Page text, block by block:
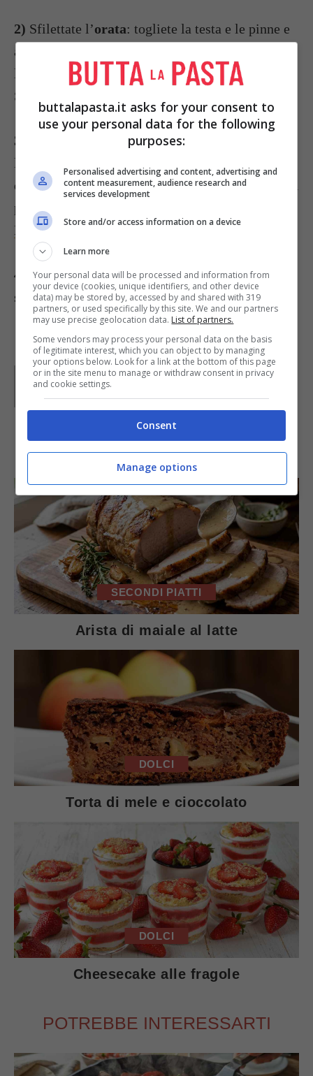
2) Sfilettate l’orata: togliete la testa e le pinne e
apritela nel senso della lunghezza, staccate la
lisca e private della pelle i 2 filetti rimasti.
Spalmateli col composto preparato e salate.
3)
In una casseruola soffriggete nel burro rimasto
la
di
zafferanodiluito con un po’ d’acqua e l’
prima lasciata in ammollo e poi strizzata.
Mescolate e adagiate il pesce.
4)
Ponete nel forno a 180° per 20 minuti,
sistemate l’orata su un piatto da portata e servite.
Parole di Waly
IN PRIMO PIANO
SECONDI PIATTI
Arista di maiale al latte
DOLCI
Torta di mele e cioccolato
DOLCI
Cheesecake alle fragole
POTREBBE INTERESSARTI
buttalapasta.it asks for your consent to
use your personal data for the following
purposes:
Personalised advertising and content, advertising and
content measurement, audience research and
services development
Store and/or access information on a device
Learn more
Your personal data will be processed and information from
your device (cookies, unique identifiers, and other device
data) may be stored by, accessed by and shared with 319
partners, or used specifically by this site. We and our partners
may use precise geolocation data. List of partners.
Some vendors may process your personal data on the basis
of legitimate interest, which you can object to by managing
your options below. Look for a link at the bottom of this page
or in the site menu to manage or withdraw consent in privacy
and cookie settings.
Consent
Manage options